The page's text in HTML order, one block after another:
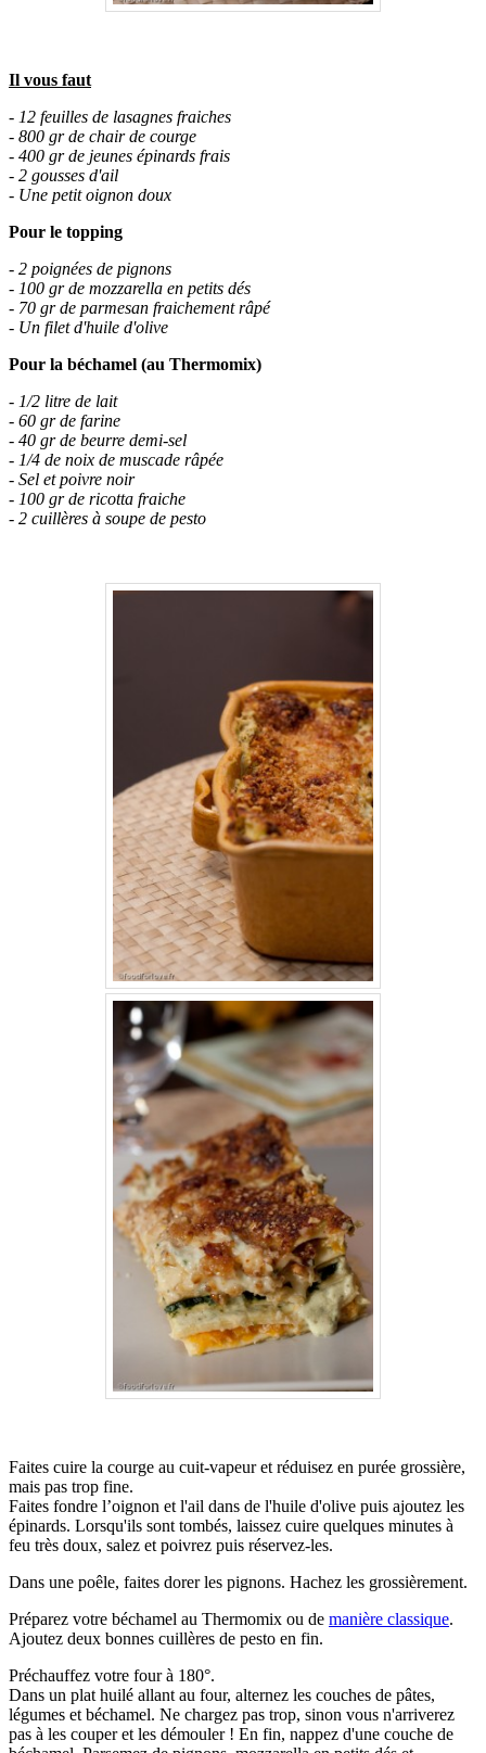
Il vous faut
- 12 feuilles de lasagnes fraiches
- 800 gr de chair de courge
- 400 gr de jeunes épinards frais
- 2 gousses d'ail
- Une petit oignon doux
Pour le topping
- 2 poignées de pignons
- 100 gr de mozzarella en petits dés
- 70 gr de parmesan fraichement râpé
- Un filet d'huile d'olive
Pour la béchamel (au Thermomix)
- 1/2 litre de lait
- 60 gr de farine
- 40 gr de beurre demi-sel
- 1/4 de noix de muscade râpée
- Sel et poivre noir
- 100 gr de ricotta fraiche
- 2 cuillères à soupe de pesto
Faites cuire la courge au cuit-vapeur et réduisez en purée grossière,
mais pas trop fine.
Faites fondre l’oignon et l'ail dans de l'huile d'olive puis ajoutez les
épinards. Lorsqu'ils sont tombés, laissez cuire quelques minutes à
feu très doux, salez et poivrez puis réservez-les.
Dans une poêle, faites dorer les pignons. Hachez les grossièrement.
Préparez votre béchamel au Thermomix ou de manière classique.
Ajoutez deux bonnes cuillères de pesto en fin.
Préchauffez votre four à 180°.
Dans un plat huilé allant au four, alternez les couches de pâtes,
légumes et béchamel. Ne chargez pas trop, sinon vous n'arriverez
pas à les couper et les démouler ! En fin, nappez d'une couche de